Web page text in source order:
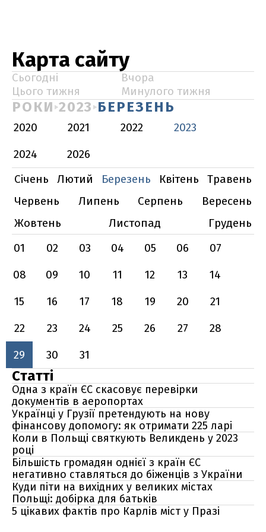
Карта сайту
Сьогодні
Вчора
Цього тижня
Минулого тижня
РОКИ 2023 БЕРЕЗЕНЬ
2020 2021 2022
2023
2024
2026
Січень
Лютий Березень Квітень
Травень
Червень
Липень Серпень
Вересень
Жовтень
Листопад
Грудень
01
02 03 04 05 06
07
08
09 10 11 12 13
14
15
16 17 18 19 20
21
22
23 24 25 26 27
28
29
30 31
Статті
Одна з країн ЄС скасовує перевірки
документів в аеропортах
Українці у Грузії претендують на нову
фінансову допомогу: як отримати 225 ларі
Коли в Польщі святкують Великдень у 2023
році
Більшість громадян однієї з країн ЄС
негативно ставляться до біженців з України
Куди піти на вихідних у великих містах
Польщі: добірка для батьків
5 цікавих фактів про Карлів міст у Празі